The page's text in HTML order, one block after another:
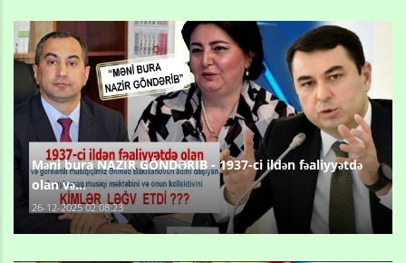
Məni bura NAZİR GÖNDƏRİB - 1937-ci ildən fəaliyyətdə
olan və...
26-12-2025 02:08:23